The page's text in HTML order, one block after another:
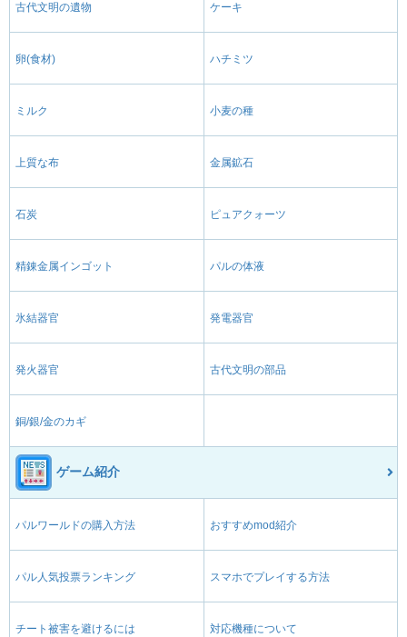
古代文明の遺物 ケーキ
卵(食材) ハチミツ
ミルク 小麦の種
上質な布 金属鉱石
石炭 ピュアクォーツ
精錬金属インゴット パルの体液
氷結器官 発電器官
発火器官 古代文明の部品
銅/銀/金のカギ
ゲーム紹介
パルワールドの購入方法 おすすめmod紹介
パル人気投票ランキング スマホでプレイする方法
チート被害を避けるには 対応機種について